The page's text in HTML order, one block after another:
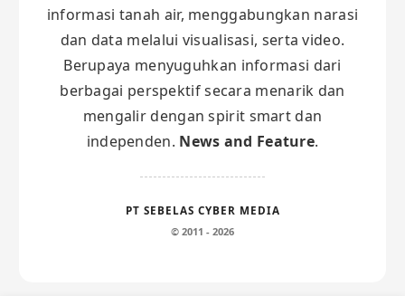
informasi tanah air, menggabungkan narasi
dan data melalui visualisasi, serta video.
Berupaya menyuguhkan informasi dari
berbagai perspektif secara menarik dan
mengalir dengan spirit smart dan
independen. News and Feature.
PT SEBELAS CYBER MEDIA
© 2011 - 2026